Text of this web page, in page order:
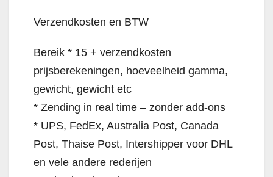
Verzendkosten en BTW
Bereik * 15 + verzendkosten
prijsberekeningen, hoeveelheid gamma,
gewicht, gewicht etc
* Zending in real time – zonder add-ons
* UPS, FedEx, Australia Post, Canada
Post, Thaise Post, Intershipper voor DHL
en vele andere rederijen